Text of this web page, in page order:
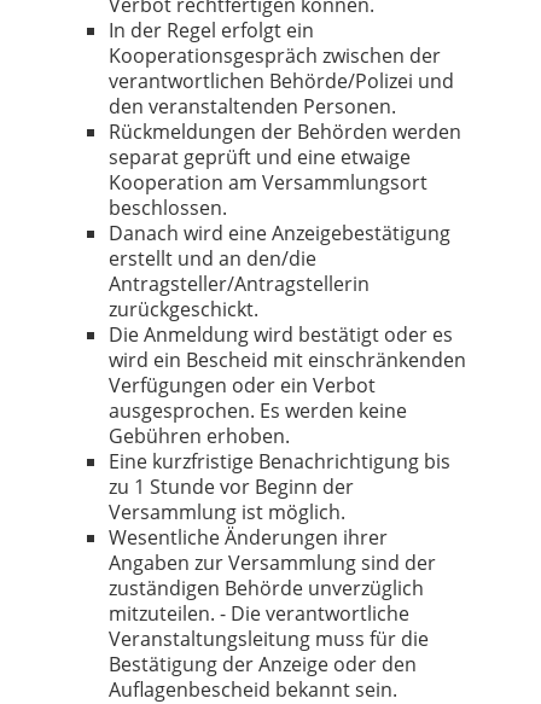
In der Regel erfolgt ein
Kooperationsgespräch zwischen der
verantwortlichen Behörde/Polizei und
den veranstaltenden Personen.
Rückmeldungen der Behörden werden
separat geprüft und eine etwaige
Kooperation am Versammlungsort
beschlossen.
Danach wird eine Anzeigebestätigung
erstellt und an den/die
Antragsteller/Antragstellerin
zurückgeschickt.
Die Anmeldung wird bestätigt oder es
wird ein Bescheid mit einschränkenden
Verfügungen oder ein Verbot
ausgesprochen. Es werden keine
Gebühren erhoben.
Eine kurzfristige Benachrichtigung bis
zu 1 Stunde vor Beginn der
Versammlung ist möglich.
Wesentliche Änderungen ihrer
Angaben zur Versammlung sind der
zuständigen Behörde unverzüglich
mitzuteilen. - Die verantwortliche
Veranstaltungsleitung muss für die
Bestätigung der Anzeige oder den
Auflagenbescheid bekannt sein.